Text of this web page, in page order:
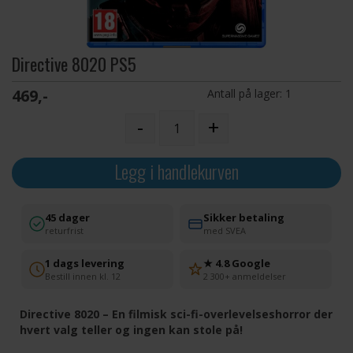
Directive 8020 PS5
469,- Antall på lager: 1
- +
Legg i handlekurven
45 dager
returfrist
Sikker betaling
med SVEA
1 dags levering
Bestill innen kl. 12
★ 4.8 Google
2 300+ anmeldelser
Directive 8020 – En filmisk sci-fi-overlevelseshorror der
hvert valg teller og ingen kan stole på!